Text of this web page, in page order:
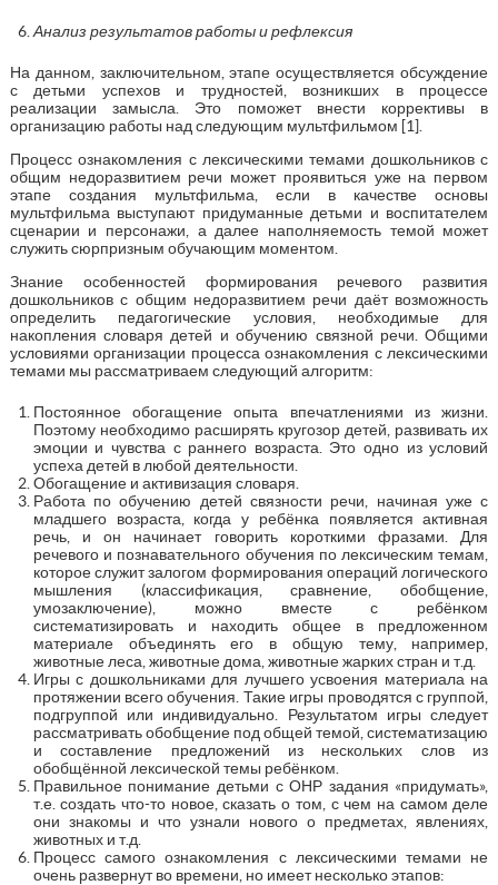
Анализ результатов работы и рефлексия
На данном, заключительном, этапе осуществляется обсуждение
с детьми успехов и трудностей, возникших в процессе
реализации замысла. Это поможет внести коррективы в
организацию работы над следующим мультфильмом [1].
Процесс ознакомления с лексическими темами дошкольников с
общим недоразвитием речи может проявиться уже на первом
этапе создания мультфильма, если в качестве основы
мультфильма выступают придуманные детьми и воспитателем
сценарии и персонажи, а далее наполняемость темой может
служить сюрпризным обучающим моментом.
Знание особенностей формирования речевого развития
дошкольников с общим недоразвитием речи даёт возможность
определить педагогические условия, необходимые для
накопления словаря детей и обучению связной речи. Общими
условиями организации процесса ознакомления с лексическими
темами мы рассматриваем следующий алгоритм:
Постоянное обогащение опыта впечатлениями из жизни.
Поэтому необходимо расширять кругозор детей, развивать их
эмоции и чувства с раннего возраста. Это одно из условий
успеха детей в любой деятельности.
Обогащение и активизация словаря.
Работа по обучению детей связности речи, начиная уже с
младшего возраста, когда у ребёнка появляется активная
речь, и он начинает говорить короткими фразами. Для
речевого и познавательного обучения по лексическим темам,
которое служит залогом формирования операций логического
мышления (классификация, сравнение, обобщение,
умозаключение), можно вместе с ребёнком
систематизировать и находить общее в предложенном
материале объединять его в общую тему, например,
животные леса, животные дома, животные жарких стран и т.д.
Игры с дошкольниками для лучшего усвоения материала на
протяжении всего обучения. Такие игры проводятся с группой,
подгруппой или индивидуально. Результатом игры следует
рассматривать обобщение под общей темой, систематизацию
и составление предложений из нескольких слов из
обобщённой лексической темы ребёнком.
Правильное понимание детьми с ОНР задания «придумать»,
т.е. создать что-то новое, сказать о том, с чем на самом деле
они знакомы и что узнали нового о предметах, явлениях,
животных и т.д.
Процесс самого ознакомления с лексическими темами не
очень развернут во времени, но имеет несколько этапов: